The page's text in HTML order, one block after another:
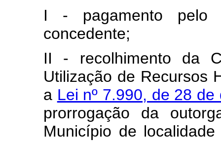
I - pagamento pelo
concedente;
II - recolhimento da
Utilização de Recursos
a Lei nº 7.990, de 28
prorrogação da
Município de